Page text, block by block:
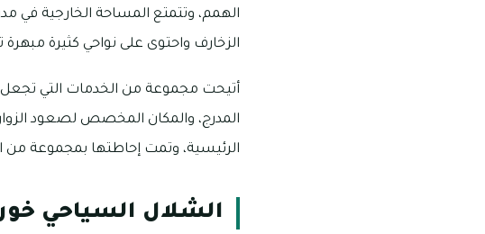
الهمم، وتتمتع المساحة الخارجية في
الزخارف واحتوى على نواحي كثيرة
أتيحت مجموعة من الخدمات التي تجعل
المدرج، والمكان المخصص لصعود الزوار
الرئيسية، وتمت إحاطتها بمجموعة من
الشلال السياحي